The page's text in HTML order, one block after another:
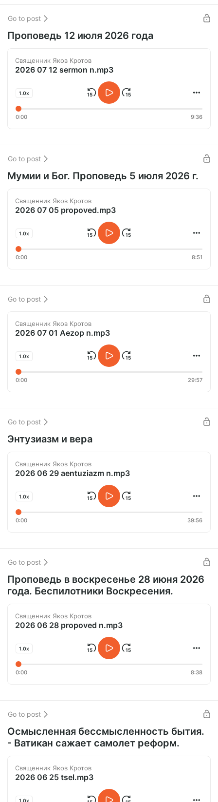
Go to post
Проповедь 12 июля 2026 года
Священник Яков Кротов
2026 07 12 sermon n.mp3
1.0x
0:00 9:36
Go to post
Мумии и Бог. Проповедь 5 июля 2026 г.
Священник Яков Кротов
2026 07 05 propoved.mp3
1.0x
0:00 8:51
Go to post
Священник Яков Кротов
2026 07 01 Aezop n.mp3
1.0x
0:00 29:57
Go to post
Энтузиазм и вера
Священник Яков Кротов
2026 06 29 aentuziazm n.mp3
1.0x
0:00 39:56
Go to post
Проповедь в воскресенье 28 июня 2026
года. Беспилотники Воскресения.
Священник Яков Кротов
2026 06 28 propoved n.mp3
1.0x
0:00 8:38
Go to post
Осмысленная бессмысленность бытия.
- Ватикан сажает самолет реформ.
Священник Яков Кротов
2026 06 25 tsel.mp3
1.0x